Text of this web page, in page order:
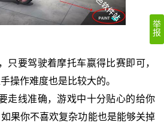
只要驾驶着摩托车嬴得比赛即可，
操作难度也是比较大的。
走线准确，游戏中十分贴心的给你
果你不喜欢复杂功能也是能够关掉
举
报